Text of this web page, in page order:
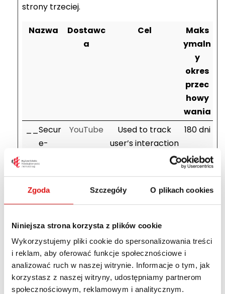
Zgoda Szczegóły O plikach cookies
Niniejsza strona korzysta z plików cookie
Wykorzystujemy pliki cookie do spersonalizowania treści
i reklam, aby oferować funkcje społecznościowe i
analizować ruch w naszej witrynie. Informacje o tym, jak
korzystasz z naszej witryny, udostępniamy partnerom
społecznościowym, reklamowym i analitycznym.
strony trzeciej.
Nazwa
Dostawc
a
Cel
Maks
ymaln
y
okres
przec
howy
wania
__Secur
e-
_TOKEN
YouTube
Used to track
user’s interaction
with embedded
180 dni
__Secur
e-YEC
YouTube
Stores the user's
video player
using embedded
YouTube video
Sesyjn
e
__Secur
e-YNID
YouTube
Used to track
user’s interaction
with embedded
180 dni